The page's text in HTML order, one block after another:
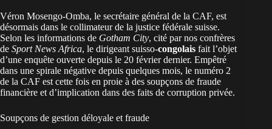
Véron Mosengo-Omba, le secrétaire général de la CAF, est
désormais dans le collimateur de la justice fédérale suisse.
Selon les informations de Gotham City, cité par nos confrères
de Sport News Africa, le dirigeant suisso-congolais fait l’objet
d’une enquête ouverte depuis le 20 février dernier. Empêtré
dans une spirale négative depuis quelques mois, le numéro 2
de la CAF est cette fois en proie à des soupçons de fraude
financière et d’implication dans des faits de corruption privée.
Soupçons de gestion déloyale et fraude